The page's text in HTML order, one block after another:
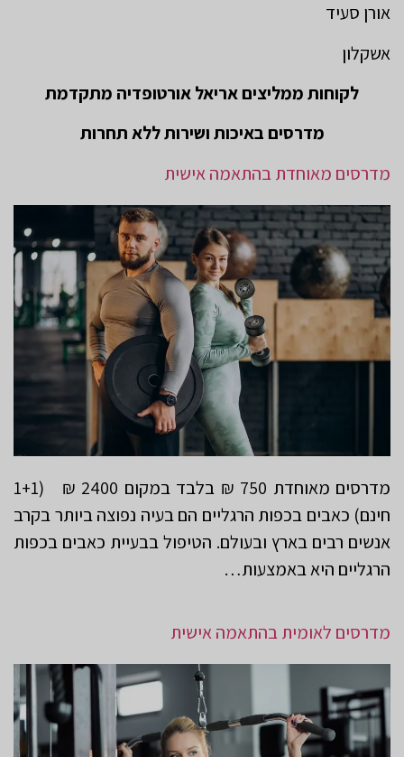
אורן סעיד
אשקלון
לקוחות ממליצים אריאל אורטופדיה מתקדמת
מדרסים באיכות ושירות ללא תחרות
מדרסים מאוחדת בהתאמה אישית
מדרסים מאוחדת 750 ₪ בלבד במקום 2400 ₪ (1+1
חינם) כאבים בכפות הרגליים הם בעיה נפוצה ביותר בקרב
אנשים רבים בארץ ובעולם. הטיפול בבעיית כאבים בכפות
הרגליים היא באמצעות…
מדרסים לאומית בהתאמה אישית